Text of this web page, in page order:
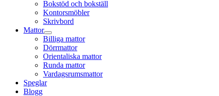
Bokstöd och bokställ
Kontorsmöbler
Skrivbord
Mattor
Billiga mattor
Dörrmattor
Orientaliska mattor
Runda mattor
Vardagsrumsmattor
Speglar
Blogg